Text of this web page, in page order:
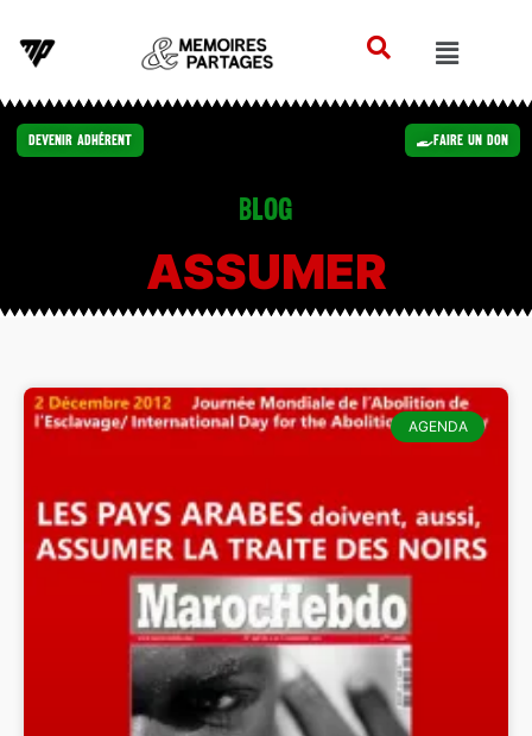
Devenir Adhérent Faire un Don
Blog
ASSUMER
AGENDA